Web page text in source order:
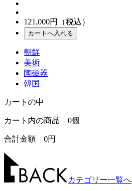
121,000円（税込）
朝鮮
美術
陶磁器
韓国
カートの中
カート内の商品 0個
合計金額 0円
カテゴリー一覧へ